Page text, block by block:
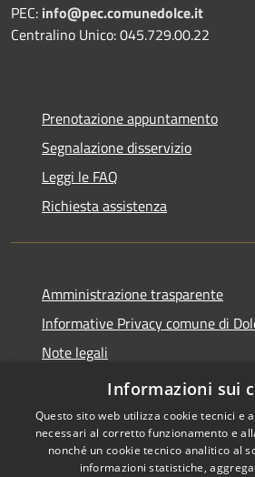
PEC: info@pec.comunedolce.it
Centralino Unico: 045.729.00.22
Prenotazione appuntamento
Segnalazione disservizio
Leggi le FAQ
Richiesta assistenza
Amministrazione trasparente
Informative Privacy comune di
Note legali
Dichiarazione di accessibilità
Informazioni sui
Questo sito web utilizza cookie tecnici e
necessari al corretto funzionamento e
nonché un cookie tecnico analitico al
informazioni statistiche,